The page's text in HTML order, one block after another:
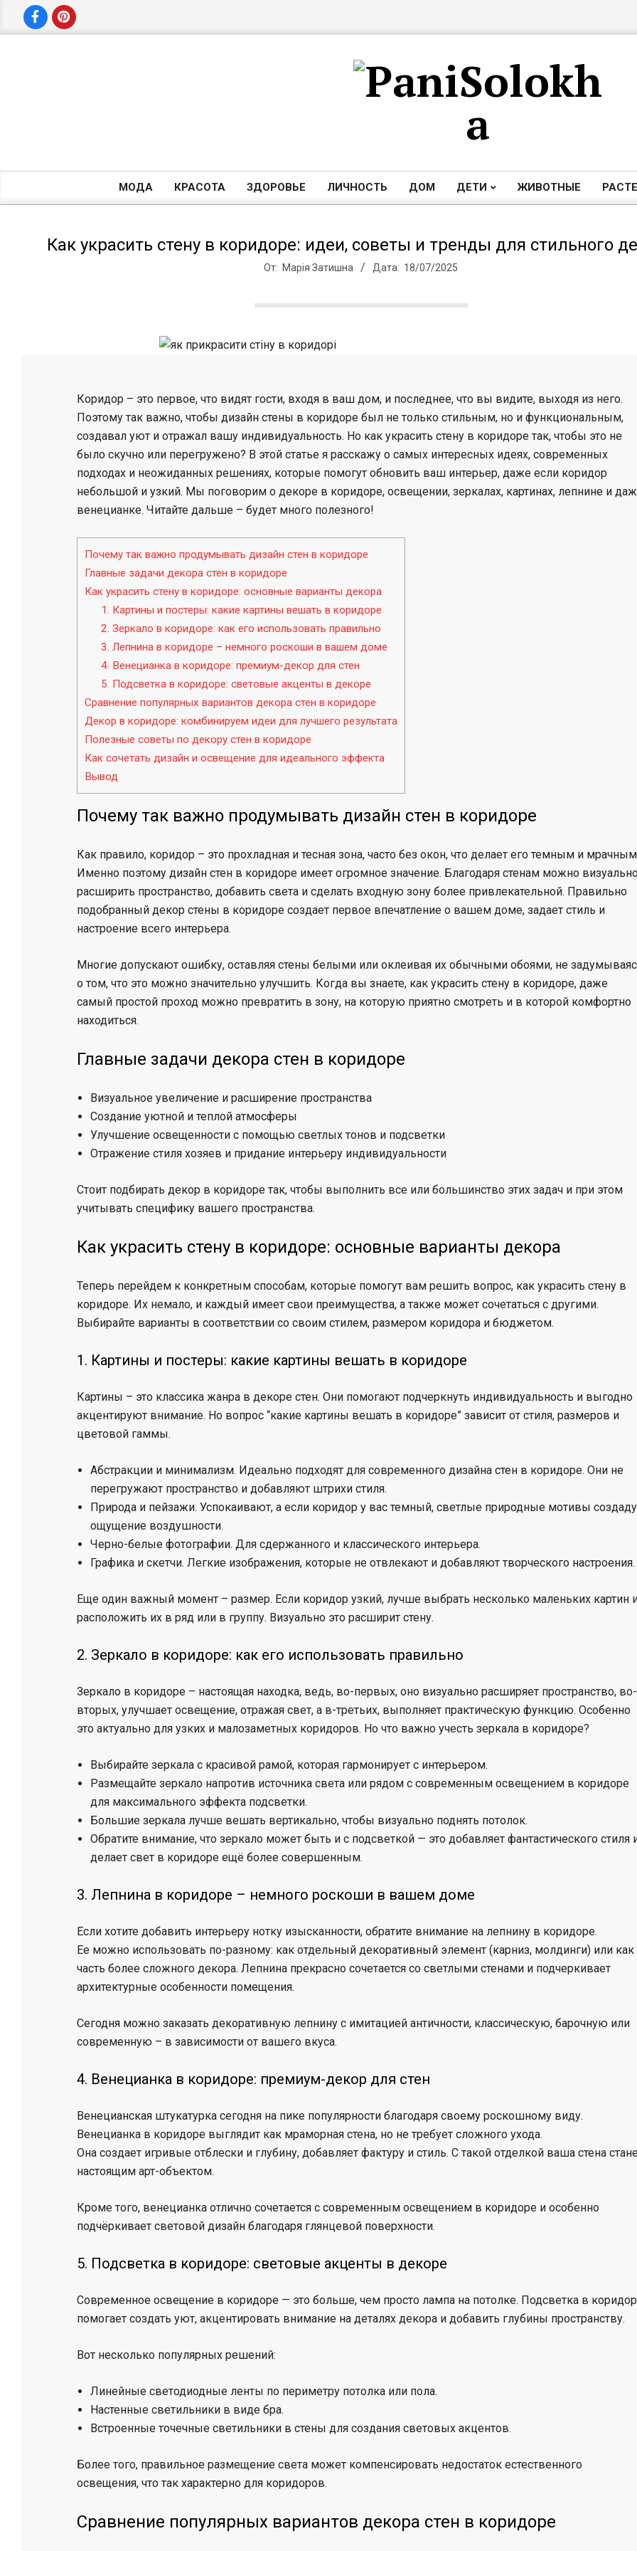
Перейти
а
н
л
о
х
а
Главное
МОДА КРАСОТА ЗДОРОВЬЕ ЛИЧНОСТЬ ДОМ ДЕТИ ЖИВОТНЫЕ
Как украсить стену в коридоре: идеи, советы и тренды для стильного
От: Марія Затишна Дата: 18/07/2025
Коридор – это первое, что видят гости, входя в ваш дом, и последнее, что вы видите, выходя из него.
Поэтому так важно, чтобы дизайн стены в коридоре был не только стильным, но и функциональным,
создавал уют и отражал вашу индивидуальность. Но как украсить стену в коридоре так, чтобы это не
было скучно или перегружено? В этой статье я расскажу о самых интересных идеях, современных
подходах и неожиданных решениях, которые помогут обновить ваш интерьер, даже если коридор
небольшой и узкий. Мы поговорим о декоре в коридоре, освещении, зеркалах, картинах, лепнине и
венецианке. Читайте дальше – будет много полезного!
Почему так важно продумывать дизайн стен в коридоре
Главные задачи декора стен в коридоре
Как украсить стену в коридоре: основные варианты декора
1. Картины и постеры: какие картины вешать в коридоре
2. Зеркало в коридоре: как его использовать правильно
3. Лепнина в коридоре – немного роскоши в вашем доме
4. Венецианка в коридоре: премиум-декор для стен
5. Подсветка в коридоре: световые акценты в декоре
Сравнение популярных вариантов декора стен в коридоре
Декор в коридоре: комбинируем идеи для лучшего результата
Полезные советы по декору стен в коридоре
Как сочетать дизайн и освещение для идеального эффекта
Вывод
Почему так важно продумывать дизайн стен в коридоре
Как правило, коридор – это прохладная и тесная зона, часто без окон, что делает его темным и
Именно поэтому дизайн стен в коридоре имеет огромное значение. Благодаря стенам можно
расширить пространство, добавить света и сделать входную зону более привлекательной. Правильно
подобранный декор стены в коридоре создает первое впечатление о вашем доме, задает стиль и
настроение всего интерьера.
Многие допускают ошибку, оставляя стены белыми или оклеивая их обычными обоями, не
о том, что это можно значительно улучшить. Когда вы знаете, как украсить стену в коридоре, даже
самый простой проход можно превратить в зону, на которую приятно смотреть и в которой комфортно
находиться.
Главные задачи декора стен в коридоре
Визуальное увеличение и расширение пространства
Создание уютной и теплой атмосферы
Улучшение освещенности с помощью светлых тонов и подсветки
Отражение стиля хозяев и придание интерьеру индивидуальности
Стоит подбирать декор в коридоре так, чтобы выполнить все или большинство этих задач и при этом
учитывать специфику вашего пространства.
Как украсить стену в коридоре: основные варианты декора
Теперь перейдем к конкретным способам, которые помогут вам решить вопрос, как украсить стену в
коридоре. Их немало, и каждый имеет свои преимущества, а также может сочетаться с другими.
Выбирайте варианты в соответствии со своим стилем, размером коридора и бюджетом.
1. Картины и постеры: какие картины вешать в коридоре
Картины – это классика жанра в декоре стен. Они помогают подчеркнуть индивидуальность и выгодно
акцентируют внимание. Но вопрос “какие картины вешать в коридоре” зависит от стиля, размеров и
цветовой гаммы.
Абстракции и минимализм. Идеально подходят для современного дизайна стен в коридоре. Они не
перегружают пространство и добавляют штрихи стиля.
Природа и пейзажи. Успокаивают, а если коридор у вас темный, светлые природные мотивы
ощущение воздушности.
Черно-белые фотографии. Для сдержанного и классического интерьера.
Графика и скетчи. Легкие изображения, которые не отвлекают и добавляют творческого настроения.
Еще один важный момент – размер. Если коридор узкий, лучше выбрать несколько маленьких картин
расположить их в ряд или в группу. Визуально это расширит стену.
2. Зеркало в коридоре: как его использовать правильно
Зеркало в коридоре – настоящая находка, ведь, во-первых, оно визуально расширяет пространство, во-
вторых, улучшает освещение, отражая свет, а в-третьих, выполняет практическую функцию. Особенно
это актуально для узких и малозаметных коридоров. Но что важно учесть зеркала в коридоре?
Выбирайте зеркала с красивой рамой, которая гармонирует с интерьером.
Размещайте зеркало напротив источника света или рядом с современным освещением в коридоре
для максимального эффекта подсветки.
Большие зеркала лучше вешать вертикально, чтобы визуально поднять потолок.
Обратите внимание, что зеркало может быть и с подсветкой — это добавляет фантастического стиля
делает свет в коридоре ещё более совершенным.
3. Лепнина в коридоре – немного роскоши в вашем доме
Если хотите добавить интерьеру нотку изысканности, обратите внимание на лепнину в коридоре.
Ее можно использовать по-разному: как отдельный декоративный элемент (карниз, молдинги) или как
часть более сложного декора. Лепнина прекрасно сочетается со светлыми стенами и подчеркивает
архитектурные особенности помещения.
Сегодня можно заказать декоративную лепнину с имитацией античности, классическую, барочную или
современную – в зависимости от вашего вкуса.
4. Венецианка в коридоре: премиум-декор для стен
Венецианская штукатурка сегодня на пике популярности благодаря своему роскошному виду.
Венецианка в коридоре выглядит как мраморная стена, но не требует сложного ухода.
Она создает игривые отблески и глубину, добавляет фактуру и стиль. С такой отделкой ваша стена
настоящим арт-объектом.
Кроме того, венецианка отлично сочетается с современным освещением в коридоре и особенно
подчёркивает световой дизайн благодаря глянцевой поверхности.
5. Подсветка в коридоре: световые акценты в декоре
Современное освещение в коридоре — это больше, чем просто лампа на потолке. Подсветка в
помогает создать уют, акцентировать внимание на деталях декора и добавить глубины пространству.
Вот несколько популярных решений:
Линейные светодиодные ленты по периметру потолка или пола.
Настенные светильники в виде бра.
Встроенные точечные светильники в стены для создания световых акцентов.
Более того, правильное размещение света может компенсировать недостаток естественного
освещения, что так характерно для коридоров.
Сравнение популярных вариантов декора стен в коридоре